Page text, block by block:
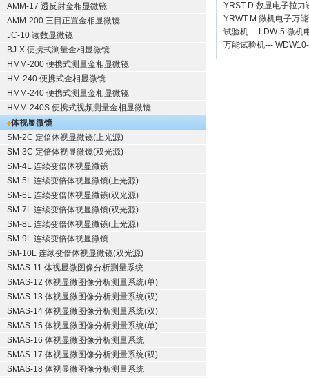
AMM-17 透反射金相显微镜
AMM-200 三目正置金相显微镜
JC-10 读数显微镜
BJ-X 便携式测量金相显微镜
HMM-200 便携式测量金相显微镜
HM-240 便携式金相显微镜
HMM-240 便携式测量金相显微镜
HMM-240S 便携式视频测量金相显微镜
体视显微镜
SM-2C 定倍体视显微镜(上光源)
SM-3C 定倍体视显微镜(双光源)
SM-4L 连续变倍体视显微镜
SM-5L 连续变倍体视显微镜(上光源)
SM-6L 连续变倍体视显微镜(双光源)
SM-7L 连续变倍体视显微镜(双光源)
SM-8L 连续变倍体视显微镜(上光源)
SM-9L 连续变倍体视显微镜
SM-10L 连续变倍体视显微镜(双光源)
SMAS-11 体视显微图像分析测量系统
SMAS-12 体视显微图像分析测量系统(单)
SMAS-13 体视显微图像分析测量系统(双)
SMAS-14 体视显微图像分析测量系统(双)
SMAS-15 体视显微图像分析测量系统(单)
SMAS-16 体视显微图像分析测量系统
SMAS-17 体视显微图像分析测量系统(双)
SMAS-18 体视显微图像分析测量系统
YRST-D 数显电子拉力
YRWT-M 微机电子万
试验机--- LDW-5 微机
万能试验机---